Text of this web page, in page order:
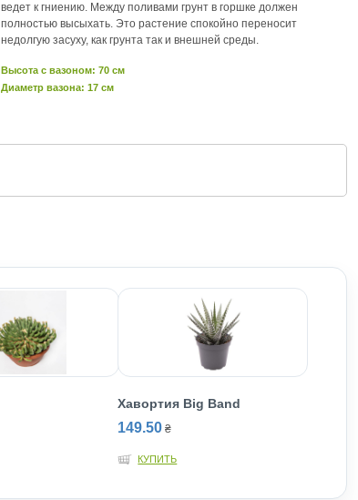
ведет к гниению. Между поливами грунт в горшке должен
полностью высыхать. Это растение спокойно переносит
недолгую засуху, как грунта так и внешней среды.
Высота c вазоном: 70 см
Диаметр вазона: 17 см
Хавортия Big Band
149.50 ₴
КУПИТЬ